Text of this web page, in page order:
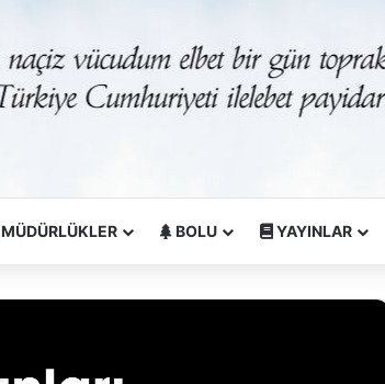
MÜDÜRLÜKLER BOLU YAYINLAR